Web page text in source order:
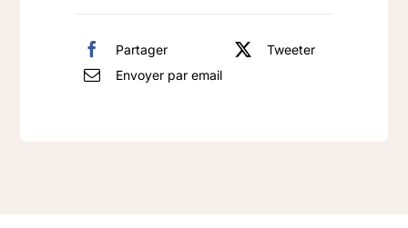
Partager
Tweeter
Envoyer par email